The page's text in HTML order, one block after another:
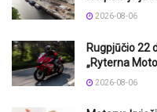
2026-08-06
Rugpjūčio 22
„Ryterna
2026-08-06